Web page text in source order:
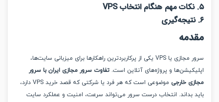
سرور مجازی یا VPS یکی از پرکاربردترین راهکارها برای میزبانی سایت‌ها،
و پروژه‌های آنلاین است.تفاوت سرور مجازی ایران با سرور
خارجی
موضوعی است که هر فرد یا شرکتی که قصد خرید VPS دارد،
بداند. انتخاب درست سرور می‌تواند سرعت، امنیت و عملکرد سایت